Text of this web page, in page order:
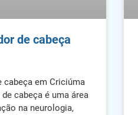
de cabeça
cabeça em Criciúma
cabeça é uma área
na neurologia,